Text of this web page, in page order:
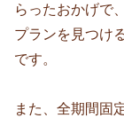
らったおかげで
プランを見つけ
です。
また、全期間固